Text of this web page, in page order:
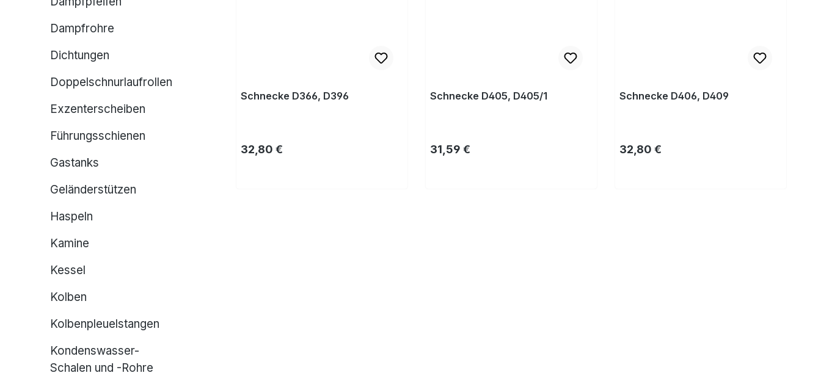
Dampfrohre
Dichtungen
Doppelschnurlaufrollen
Exzenterscheiben
Führungsschienen
Gastanks
Geländerstützen
Haspeln
Kamine
Kessel
Kolben
Kolbenpleuelstangen
Kondenswasser-
Schalen und -Rohre
Schnecke D366, D396
Regulärer Preis:
32,80 €
Schnecke D405, D405/1
Regulärer Preis:
31,59 €
Schnecke D406, D409
Regulärer Preis:
32,80 €